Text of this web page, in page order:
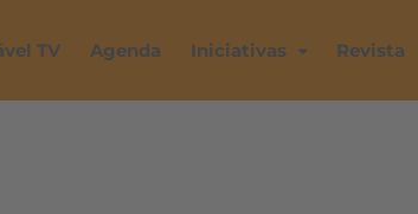
TV Agenda Iniciativas Revista